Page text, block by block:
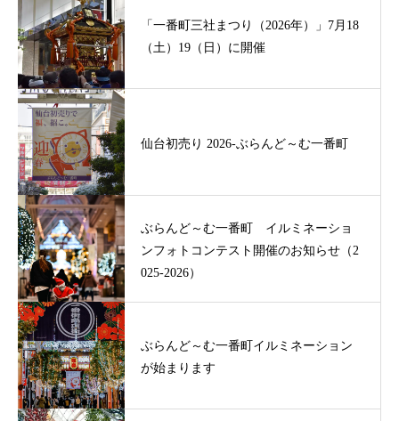
「一番町三社まつり（2026年）」7月18
（土）19（日）に開催
仙台初売り 2026-ぶらんど～む一番町
ぶらんど～む一番町 イルミネーショ
ンフォトコンテスト開催のお知らせ（2
025-2026）
ぶらんど～む一番町イルミネーション
が始まります